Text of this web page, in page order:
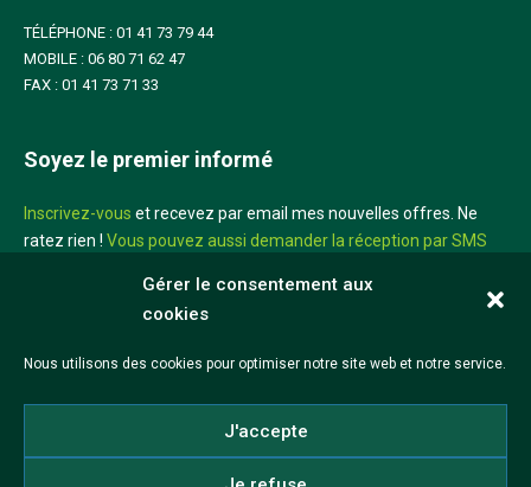
Gérer le consentement aux
cookies
Nous utilisons des cookies pour optimiser notre site web et notre service.
J'accepte
TÉLÉPHONE : 01 41 73 79 44
MOBILE : 06 80 71 62 47
FAX : 01 41 73 71 33
Soyez le premier informé
Inscrivez-vous et recevez par email mes nouvelles offres. Ne
ratez rien ! Vous pouvez aussi demander la réception par SMS
Mentions légales CGV
Réalisation iadeo